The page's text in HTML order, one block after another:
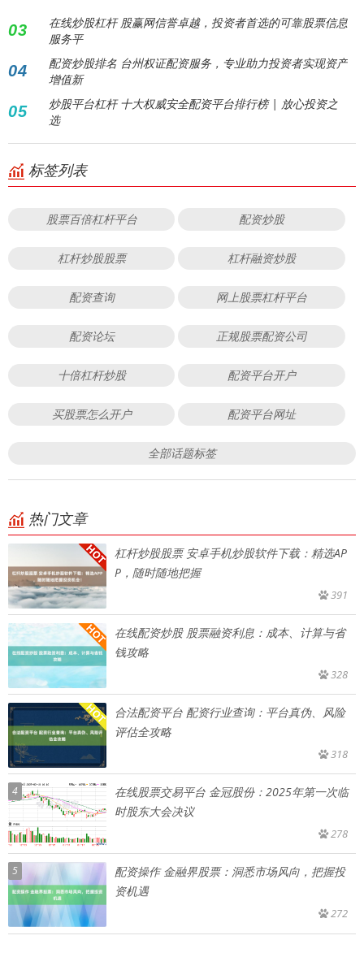
03
在线炒股杠杆 股赢网信誉卓越，投资者首选的可靠股票信息
服务平
04
配资炒股排名 台州权证配资服务，专业助力投资者实现资产
增值新
05
炒股平台杠杆 十大权威安全配资平台排行榜 | 放心投资之
选
标签列表
股票百倍杠杆平台 配资炒股
杠杆炒股股票 杠杆融资炒股
配资查询 网上股票杠杆平台
配资论坛 正规股票配资公司
十倍杠杆炒股 配资平台开户
买股票怎么开户 配资平台网址
全部话题标签
热门文章
杠杆炒股股票 安卓手机炒股软件下载：精选AP
P，随时随地把握
391
在线配资炒股 股票融资利息：成本、计算与省
钱攻略
328
合法配资平台 配资行业查询：平台真伪、风险
评估全攻略
318
4
在线股票交易平台 金冠股份：2025年第一次临
时股东大会决议
278
5
配资操作 金融界股票：洞悉市场风向，把握投
资机遇
272